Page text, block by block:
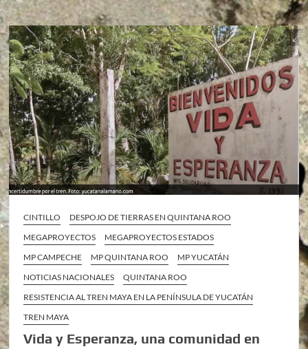
CINTILLO
DESPOJO DE TIERRAS EN QUINTANA ROO
MEGAPROYECTOS
MEGAPROYECTOS ESTADOS
MP CAMPECHE
MP QUINTANA ROO
MP YUCATÁN
NOTICIAS NACIONALES
QUINTANA ROO
RESISTENCIA AL TREN MAYA EN LA PENÍNSULA DE YUCATÁN
TREN MAYA
Vida y Esperanza, una comunidad en